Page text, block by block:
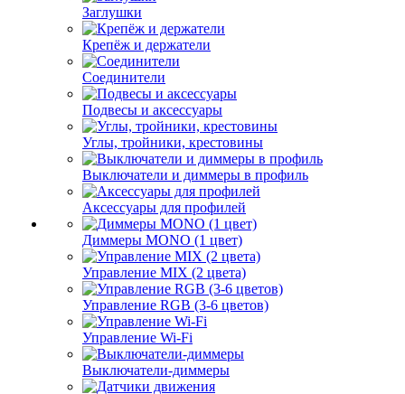
Заглушки
Крепёж и держатели
Соединители
Подвесы и аксессуары
Углы, тройники, крестовины
Выключатели и диммеры в профиль
Аксессуары для профилей
Диммеры MONO (1 цвет)
Управление MIX (2 цвета)
Управление RGB (3-6 цветов)
Управление Wi-Fi
Выключатели-диммеры